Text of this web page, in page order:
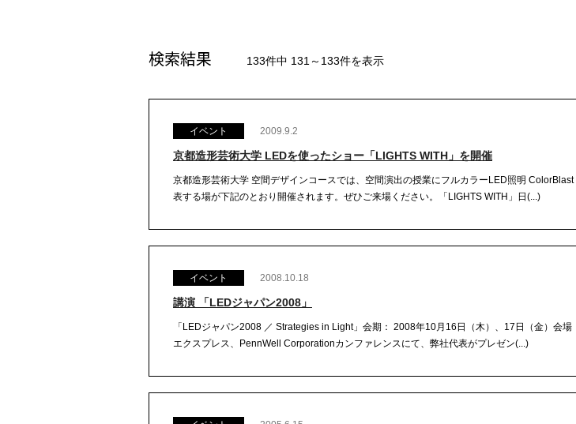
検索結果 133件中 131～133件を表示
イベント 2009.9.2
京都造形芸術大学 LEDを使ったショー「LIGHTS WITH」を開催
京都造形芸術大学 空間デザインコースでは、空間演出の授業にフルカラーLED照明
表する場が下記のとおり開催されます。ぜひご来場ください。「LIGHTS WITH」日(...)
イベント 2008.10.18
講演 「LEDジャパン2008」
「LEDジャパン2008 ／ Strategies in Light」会期： 2008年10月16日（木）、17日（金）会
エクスプレス、PennWell Corporationカンファレンスにて、弊社代表がプレゼン(...)